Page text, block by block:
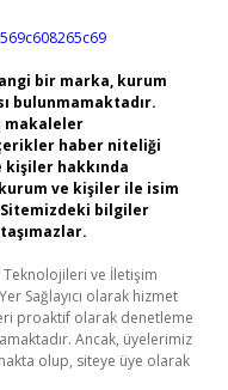
bir marka, kurum
bulunmamaktadır.
makaleler
haber niteliği
kişiler hakkında
ve kişiler ile isim
bilgiler
Teknolojileri ve İletişim
Sağlayıcı olarak hizmet
proaktif olarak denetleme
Ancak, üyelerimiz
olup, siteye üye olarak